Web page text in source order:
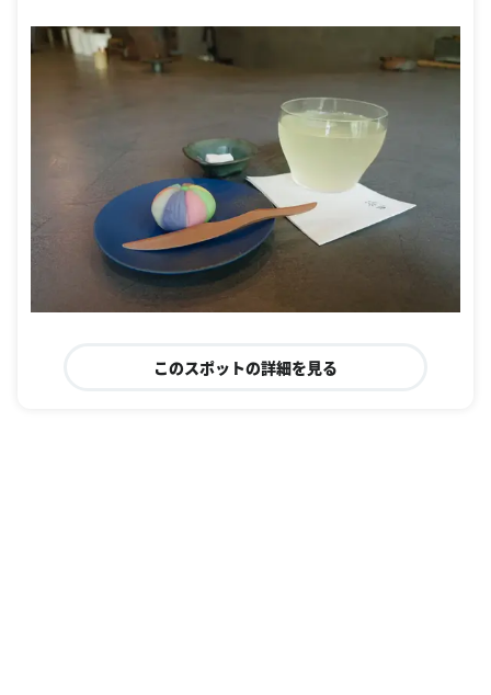
このスポットの詳細を見る